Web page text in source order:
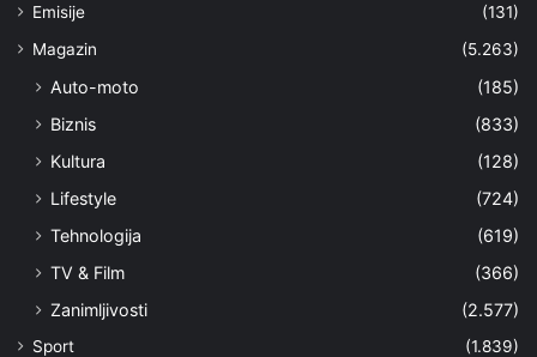
Emisije
(131)
Magazin
(5.263)
Auto-moto
(185)
Biznis
(833)
Kultura
(128)
Lifestyle
(724)
Tehnologija
(619)
TV & Film
(366)
Zanimljivosti
(2.577)
Sport
(1.839)